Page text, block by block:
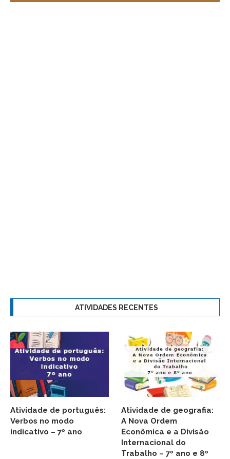
ATIVIDADES RECENTES
Atividade de português:
Verbos no modo
indicativo – 7º ano
Atividade de geografia:
A Nova Ordem
Econômica e a Divisão
Internacional do
Trabalho – 7º ano e 8º